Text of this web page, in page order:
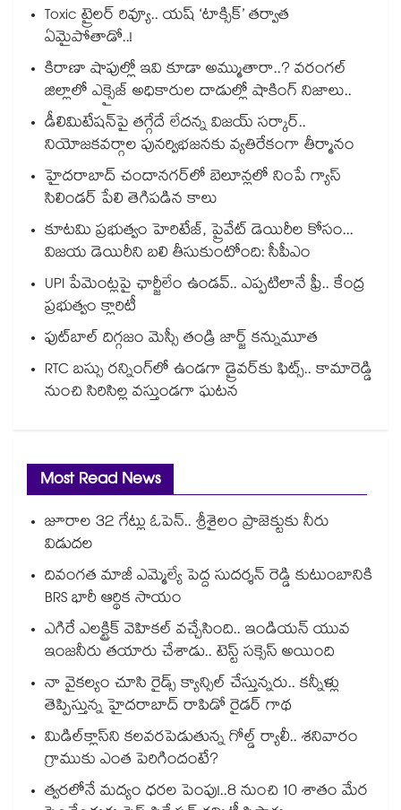
Toxic ట్రైలర్ రివ్యూ.. యష్ ‘టాక్సిక్’ తర్వాత
ఏమైపోతాడో..!
కిరాణా షాపుల్లో ఇవి కూడా అమ్ముతారా..? వరంగల్
జిల్లాలో ఎక్సైజ్ అధికారుల దాడుల్లో షాకింగ్ నిజాలు..
డీలిమిటేషన్‎పై తగ్గేదే లేదన్న విజయ్ సర్కార్..
నియోజకవర్గాల పునర్విభజనకు వ్యతిరేకంగా తీర్మానం
హైదరాబాద్⁪ చందానగర్⁫లో బెలూన్లలో నింపే గ్యాస్
సిలిండర్ పేలి తెగిపడిన కాలు
కూటమి ప్రభుత్వం హెరిటేజ్, ప్రైవేట్ డెయిరీల కోసం...
విజయ డెయిరీని బలి తీసుకుంటోంది: సీపీఎం
UPI పేమెంట్లపై ఛార్జీలేం ఉండవ్.. ఎప్పటిలానే ఫ్రీ.. కేంద్ర
ప్రభుత్వం క్లారిటీ
ఫుట్‎బాల్ దిగ్గజం మెస్సీ తండ్రి జార్జ్ కన్నుమూత
RTC బస్సు రన్నింగ్⁫లో ఉండగా డ్రైవర్‌కు ఫిట్స్.. కామారెడ్డి
నుంచి సిరిసిల్ల వస్తుండగా ఘటన
Most Read News
జూరాల 32 గేట్లు ఓపెన్.. శ్రీశైలం ప్రాజెక్టుకు నీరు
విడుదల
దివంగత మాజీ ఎమ్మెల్యే పెద్ద సుదర్శన్ రెడ్డి కుటుంబానికి
BRS భారీ ఆర్థిక సాయం
ఎగిరే ఎలక్ట్రిక్ వెహికల్ వచ్చేసింది.. ఇండియన్ యువ
ఇంజనీరు తయారు చేశాడు.. టెస్ట్ సక్సెస్ అయింది
నా వైకల్యం చూసి రైడ్స్ క్యాన్సిల్ చేస్తున్నరు.. కన్నీళ్లు
తెప్పిస్తున్న హైదరాబాద్ రాపిడో రైడర్ గాథ
మిడిల్‌క్లాస్‌ని కలవరపెడుతున్న గోల్డ్ ర్యాలీ.. శనివారం
గ్రాముకు ఎంత పెరిగిందంటే?
త్వరలోనే మద్యం ధ‌‌ర‌‌ల పెంపు!..8 నుంచి 10 శాతం మేర